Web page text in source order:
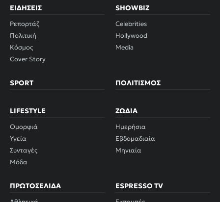
ΕΙΔΉΣΕΙΣ
Ρεπορτάζ
Πολιτική
Κόσμος
Cover Story
SHOWBIZ
Celebrities
Hollywood
Media
SPORT ΠΟΛΙΤΙΣΜΌΣ
LIFESTYLE
Ομορφιά
Υγεία
Συνταγές
Μόδα
ΖΏΔΙΑ
Ημερήσια
Εβδομαδιαία
Μηνιαία
ΠΡΩΤΟΣΈΛΙΔΑ ESPRESSO TV